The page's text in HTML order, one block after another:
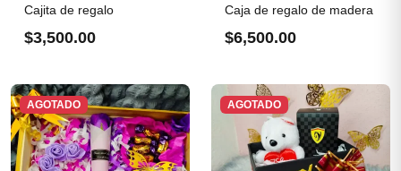
Cajita de regalo
$3,500.00
Caja de regalo de madera
$6,500.00
AGOTADO AGOTADO